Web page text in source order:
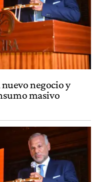
negocio y
masivo